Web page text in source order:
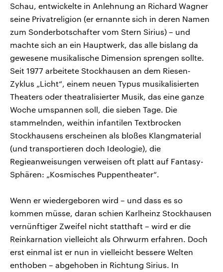
Schau, entwickelte in Anlehnung an Richard Wagner
seine Privatreligion (er ernannte sich in deren Namen
zum Sonderbotschafter vom Stern Sirius) – und
machte sich an ein Hauptwerk, das alle bislang da
gewesene musikalische Dimension sprengen sollte.
Seit 1977 arbeitete Stockhausen an dem Riesen-
Zyklus „Licht“, einem neuen Typus musikalisierten
Theaters oder theatralisierter Musik, das eine ganze
Woche umspannen soll, die sieben Tage. Die
stammelnden, weithin infantilen Textbrocken
Stockhausens erscheinen als bloßes Klangmaterial
(und transportieren doch Ideologie), die
Regieanweisungen verweisen oft platt auf Fantasy-
Sphären: „Kosmisches Puppentheater“.
Wenn er wiedergeboren wird – und dass es so
kommen müsse, daran schien Karlheinz Stockhausen
vernünftiger Zweifel nicht statthaft – wird er die
Reinkarnation vielleicht als Ohrwurm erfahren. Doch
erst einmal ist er nun in vielleicht bessere Welten
enthoben – abgehoben in Richtung Sirius. In